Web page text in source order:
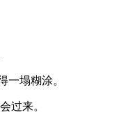
一塌糊涂。
过来。